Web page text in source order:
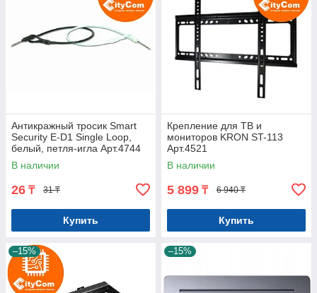
Антикражный тросик Smart
Security E-D1 Single Loop,
белый, петля-игла Арт.4744
В наличии
26 ₸ 31 ₸
Купить
Крепление для ТВ и
мониторов KRON ST-113
Арт.4521
В наличии
5 899 ₸ 6 940 ₸
Купить
–15% –15%